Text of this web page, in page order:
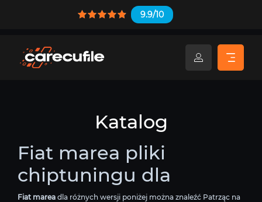
9.9/10
Katalog
Fiat marea pliki
chiptuningu dla
Fiat marea dla różnych wersji poniżej można znaleźć Patrząc na